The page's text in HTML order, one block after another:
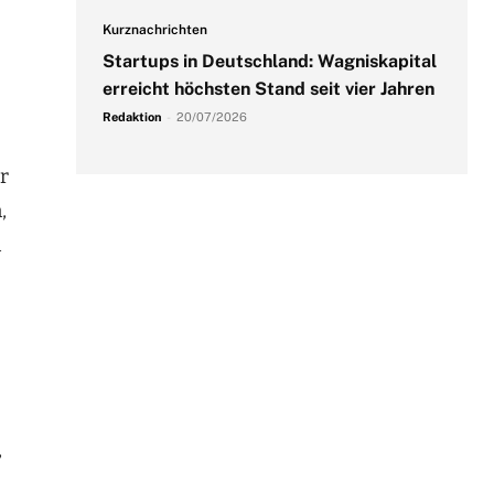
Kurznachrichten
Startups in Deutschland: Wagniskapital
erreicht höchsten Stand seit vier Jahren
Redaktion 20/07/2026